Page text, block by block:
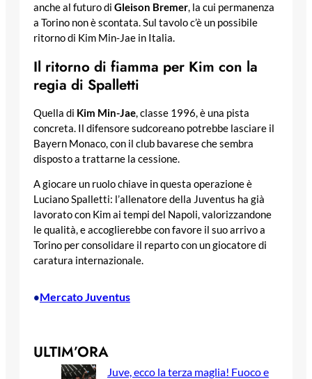
anche al futuro di Gleison Bremer, la cui permanenza
a Torino non è scontata. Sul tavolo c’è un possibile
ritorno di Kim Min-Jae in Italia.
Il ritorno di fiamma per Kim con la
regia di Spalletti
Quella di Kim Min-Jae, classe 1996, è una pista
concreta. Il difensore sudcoreano potrebbe lasciare il
Bayern Monaco, con il club bavarese che sembra
disposto a trattarne la cessione.
A giocare un ruolo chiave in questa operazione è
Luciano Spalletti: l’allenatore della Juventus ha già
lavorato con Kim ai tempi del Napoli, valorizzandone
le qualità, e accoglierebbe con favore il suo arrivo a
Torino per consolidare il reparto con un giocatore di
caratura internazionale.
•Mercato Juventus
ULTIM’ORA
Juve, ecco la terza maglia! Fuoco e